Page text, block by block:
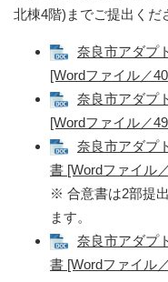
北棟4階)​までご提出くだ
奈良市アダプ
[Wordファイル／
奈良市アダプ
[Wordファイル／
奈良市アダプ
書 [Wordファイル
※ 合意書は2部提
ます。
奈良市アダプ
書 [Wordファイル